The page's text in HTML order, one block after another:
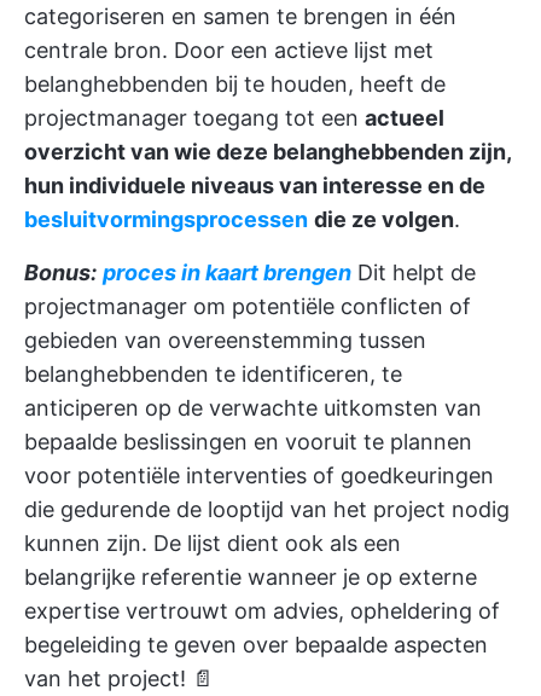
categoriseren en samen te brengen in één
centrale bron. Door een actieve lijst met
belanghebbenden bij te houden, heeft de
projectmanager toegang tot een actueel
overzicht van wie deze belanghebbenden zijn,
hun individuele niveaus van interesse en de
besluitvormingsprocessen die ze volgen.
Bonus: proces in kaart brengen Dit helpt de
projectmanager om potentiële conflicten of
gebieden van overeenstemming tussen
belanghebbenden te identificeren, te
anticiperen op de verwachte uitkomsten van
bepaalde beslissingen en vooruit te plannen
voor potentiële interventies of goedkeuringen
die gedurende de looptijd van het project nodig
kunnen zijn. De lijst dient ook als een
belangrijke referentie wanneer je op externe
expertise vertrouwt om advies, opheldering of
begeleiding te geven over bepaalde aspecten
van het project! 📄